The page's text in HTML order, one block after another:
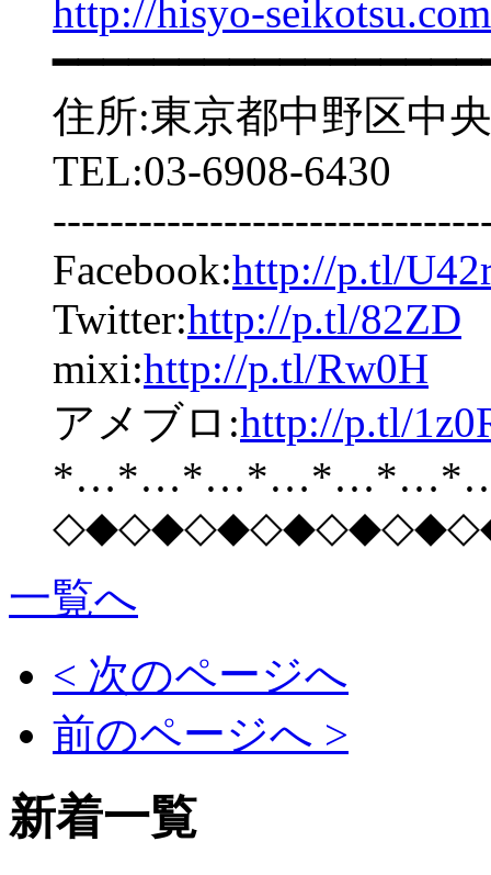
http://hisyo-
住所:東京都中野区中
TEL:03-6908-6430
Facebook:http://p.tl/
Twitter:http://p.tl/82ZD
mixi:http://p.tl/Rw0H
アメブロ:http://p.tl/
一覧へ
< 次のページへ
前のページへ >
新着一覧